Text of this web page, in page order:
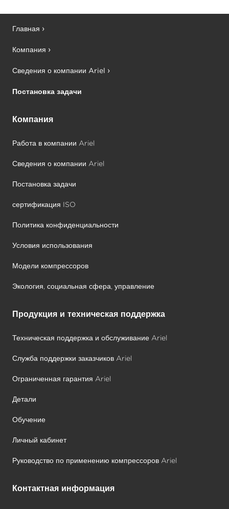
Главная
Компания
Сведения о компании Ariel
Постановка задачи
Компания
Работа в компании Ariel
Сведения о компании Ariel
Постановка задачи
сертификация ISO
Политика конфиденциальности
Условия использования
Модели компрессоров
Экология, социальная сфера, управление
Продукция и техническая поддержка
Техническая поддержка и обслуживание Ariel
Служба поддержки заказчиков Ariel
Ограниченная гарантия Ariel
Детали
Обучение
Личный кабинет
Руководство по применению компрессоров Ariel
Контактная информация